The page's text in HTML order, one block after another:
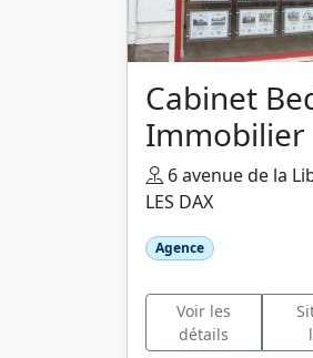
Cabinet
Immobilier
6 avenue de la
LES DAX
Agence
Voir les
détails